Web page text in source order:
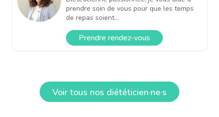
prendre soin de vous pour que les temps
de repas soient...
Prendre rendez-vous
Voir tous nos diététicien·ne·s